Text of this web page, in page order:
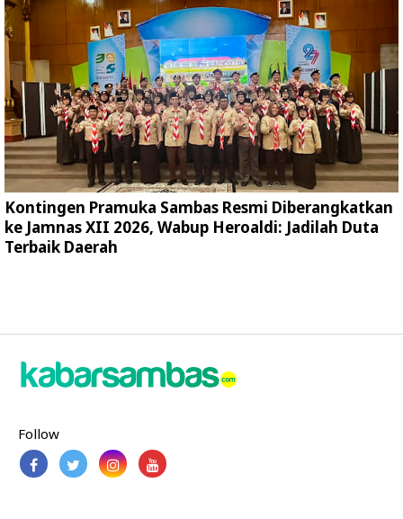
Kontingen Pramuka Sambas Resmi Diberangkatkan
ke Jamnas XII 2026, Wabup Heroaldi: Jadilah Duta
Terbaik Daerah
Follow